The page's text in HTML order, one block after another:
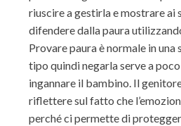
riuscirea gestirlae mostrare ai
difendere dalla paura
Provare paura è normale in
tipo quindi negarla serve a
ingannare il bambino. Il
riflettere sul fatto che
perché ci permette di